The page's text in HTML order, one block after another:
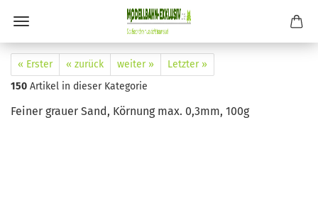
« Erster « zurück weiter »
Letzter »
150 Artikel in dieser Kategorie
Feiner grauer Sand, Körnung max. 0,3mm, 100g